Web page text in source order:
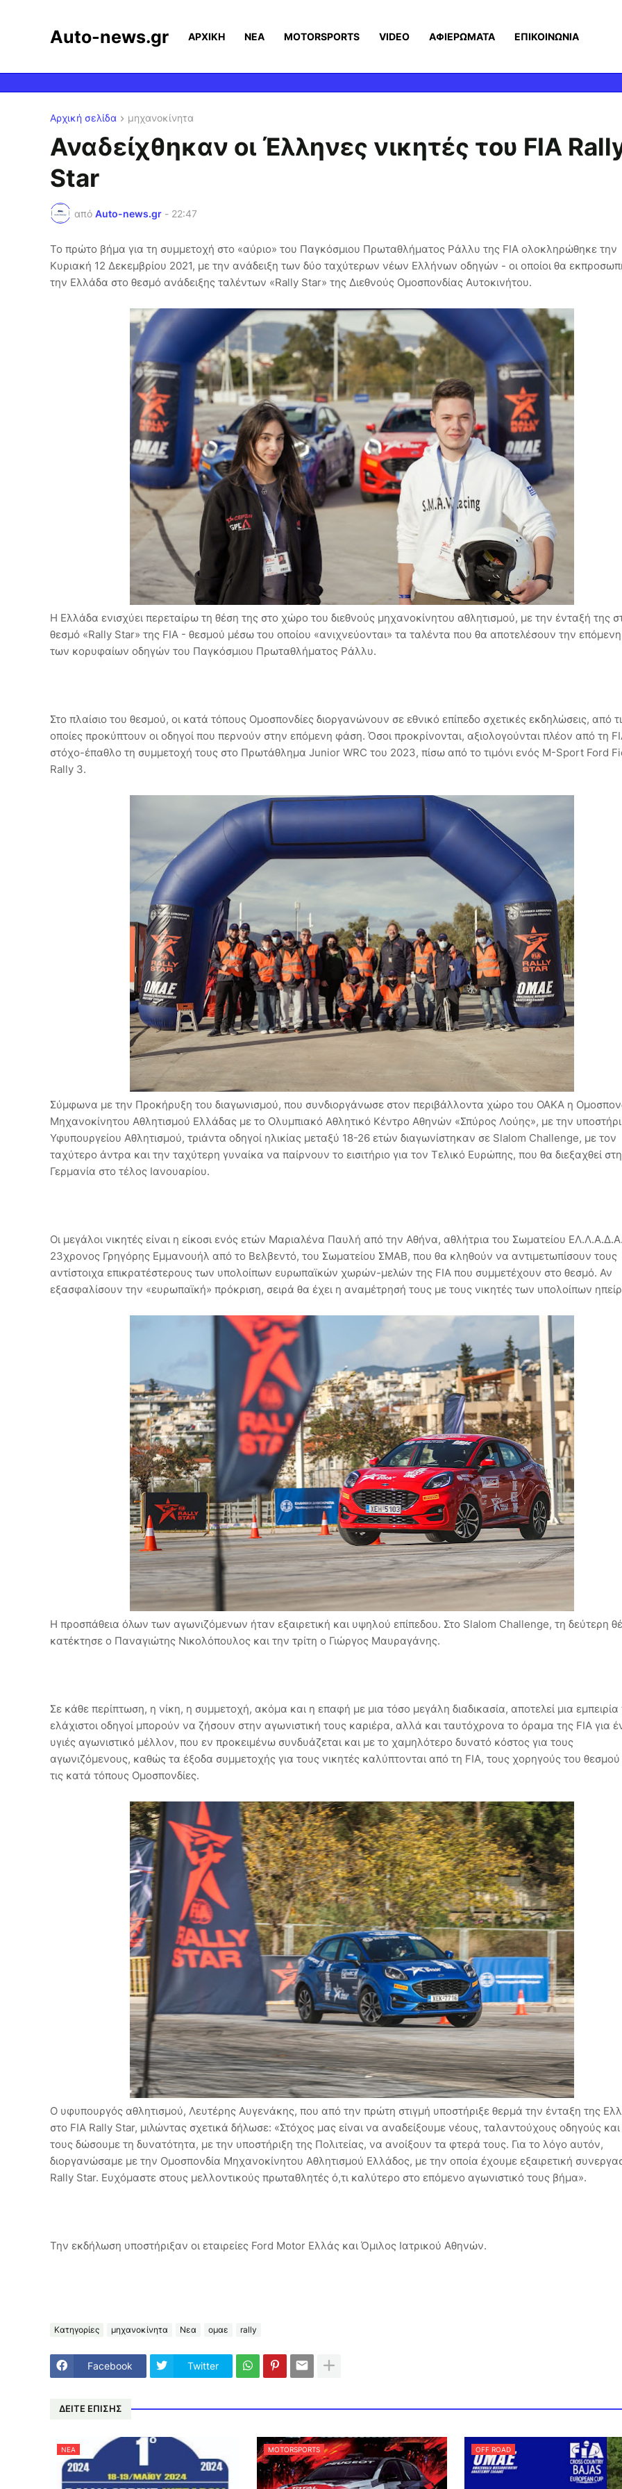
Auto-news.gr ΑΡΧΙΚΗ ΝΕΑ MOTORSPORTS VIDEO ΑΦΙΕΡΩΜΑΤΑ ΕΠΙΚΟΙΝΩΝΙΑ
Αρχική σελίδα μηχανοκίνητα
Αναδείχθηκαν οι Έλληνες νικητές του FIA
Star
από Auto-news.gr - 22:47
Το πρώτο βήμα για τη συμμετοχή στο «αύριο» του Παγκόσμιου Πρωταθλήματος Ράλλυ της FIA ολοκληρώθηκε την
Κυριακή 12 Δεκεμβρίου 2021, με την ανάδειξη των δύο ταχύτερων νέων Ελλήνων οδηγών - οι οποίοι θα
την Ελλάδα στο θεσμό ανάδειξης ταλέντων «Rally Star» της Διεθνούς Ομοσπονδίας Αυτοκινήτου.
Η Ελλάδα ενισχύει περεταίρω τη θέση της στο χώρο του διεθνούς μηχανοκίνητου αθλητισμού, με την ένταξή της
θεσμό «Rally Star» της FIA - θεσμού μέσω του οποίου «ανιχνεύονται» τα ταλέντα που θα αποτελέσουν την επόμενη
των κορυφαίων οδηγών του Παγκόσμιου Πρωταθλήματος Ράλλυ.
Στο πλαίσιο του θεσμού, οι κατά τόπους Ομοσπονδίες διοργανώνουν σε εθνικό επίπεδο σχετικές εκδηλώσεις, από
οποίες προκύπτουν οι οδηγοί που περνούν στην επόμενη φάση. Όσοι προκρίνονται, αξιολογούνται πλέον από τη
στόχο-έπαθλο τη συμμετοχή τους στο Πρωτάθλημα Junior WRC του 2023, πίσω από το τιμόνι ενός M-Sport Ford
Rally 3.
Σύμφωνα με την Προκήρυξη του διαγωνισμού, που συνδιοργάνωσε στον περιβάλλοντα χώρο του ΟΑΚΑ η
Μηχανοκίνητου Αθλητισμού Ελλάδας με το Ολυμπιακό Αθλητικό Κέντρο Αθηνών «Σπύρος Λούης», με την
Υφυπουργείου Αθλητισμού, τριάντα οδηγοί ηλικίας μεταξύ 18-26 ετών διαγωνίστηκαν σε Slalom Challenge, με τον
ταχύτερο άντρα και την ταχύτερη γυναίκα να παίρνουν το εισιτήριο για τον Τελικό Ευρώπης, που θα διεξαχθεί στη
Γερμανία στο τέλος Ιανουαρίου.
Οι μεγάλοι νικητές είναι η είκοσι ενός ετών Μαριαλένα Παυλή από την Αθήνα, αθλήτρια του Σωματείου
23χρονος Γρηγόρης Εμμανουήλ από το Βελβεντό, του Σωματείου ΣΜΑΒ, που θα κληθούν να αντιμετωπίσουν τους
αντίστοιχα επικρατέστερους των υπολοίπων ευρωπαϊκών χωρών-μελών της FIA που συμμετέχουν στο θεσμό. Αν
εξασφαλίσουν την «ευρωπαϊκή» πρόκριση, σειρά θα έχει η αναμέτρησή τους με τους νικητές των υπολοίπων
Η προσπάθεια όλων των αγωνιζόμενων ήταν εξαιρετική και υψηλού επίπεδου. Στο Slalom Challenge, τη δεύτερη
κατέκτησε ο Παναγιώτης Νικολόπουλος και την τρίτη ο Γιώργος Μαυραγάνης.
Σε κάθε περίπτωση, η νίκη, η συμμετοχή, ακόμα και η επαφή με μια τόσο μεγάλη διαδικασία, αποτελεί μια
ελάχιστοι οδηγοί μπορούν να ζήσουν στην αγωνιστική τους καριέρα, αλλά και ταυτόχρονα το όραμα της FIA για
υγιές αγωνιστικό μέλλον, που εν προκειμένω συνδυάζεται και με το χαμηλότερο δυνατό κόστος για τους
αγωνιζόμενους, καθώς τα έξοδα συμμετοχής για τους νικητές καλύπτονται από τη FIA, τους χορηγούς του θεσμού
τις κατά τόπους Ομοσπονδίες.
Ο υφυπουργός αθλητισμού, Λευτέρης Αυγενάκης, που από την πρώτη στιγμή υποστήριξε θερμά την ένταξη της
στο FIA Rally Star, μιλώντας σχετικά δήλωσε: «Στόχος μας είναι να αναδείξουμε νέους, ταλαντούχους οδηγούς
τους δώσουμε τη δυνατότητα, με την υποστήριξη της Πολιτείας, να ανοίξουν τα φτερά τους. Για το λόγο αυτόν,
διοργανώσαμε με την Ομοσπονδία Μηχανοκίνητου Αθλητισμού Ελλάδος, με την οποία έχουμε εξαιρετική
Rally Star. Ευχόμαστε στους μελλοντικούς πρωταθλητές ό,τι καλύτερο στο επόμενο αγωνιστικό τους βήμα».
Την εκδήλωση υποστήριξαν οι εταιρείες Ford Motor Ελλάς και Όμιλος Ιατρικού Αθηνών.
Κατηγορίες μηχανοκίνητα Νεα ομαε rally
Facebook Twitter
ΔΕΙΤΕ ΕΠΙΣΗΣ
ΝΕΑ MOTORSPORTS OFF ROAD